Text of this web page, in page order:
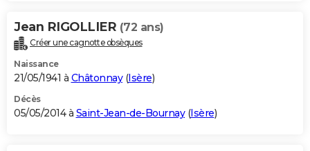
Jean RIGOLLIER (72 ans)
Créer une cagnotte obsèques
Naissance
21/05/1941 à Châtonnay(Isère)
Décès
05/05/2014 à Saint-Jean-de-Bournay(Isère)